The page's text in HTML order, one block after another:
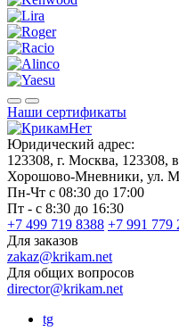
Наши сертификаты
Юридический адрес:
123308, г. Москва, 123308,
Хорошово-Мневники, ул.
Пн-Чт с 08:30 до 17:00
Пт - с 8:30 до 16:30
+7 499 719 8388 +7 991 779
Для заказов
zakaz@krikam.net
Для общих вопросов
director@krikam.net
tg